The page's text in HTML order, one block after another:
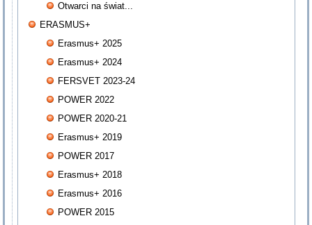
Otwarci na świat...
ERASMUS+
Erasmus+ 2025
Erasmus+ 2024
FERSVET 2023-24
POWER 2022
POWER 2020-21
Erasmus+ 2019
POWER 2017
Erasmus+ 2018
Erasmus+ 2016
POWER 2015